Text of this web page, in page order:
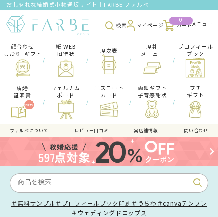
おしゃれな結婚式小物通販サイト｜FARBE ファルベ
検索 マイページ
0
カート
顔合わせ
しおり･ギフト
/
紙 WEB
招待状
/
席次表
/
席礼
メニュー
/
プロフィール
ブック
結婚
証明書
/
ウェルカム
ボード
/
エスコート
カード
/
両親ギフト
子育感謝状
/
プチ
ギフト
ファルべについて レビュー口コミ 実店舗情報 問い合わせ
＃無料サンプル ＃プロフィールブック印刷 ＃うちわ ＃canvaテンプレ
＃ウェディングドロップス